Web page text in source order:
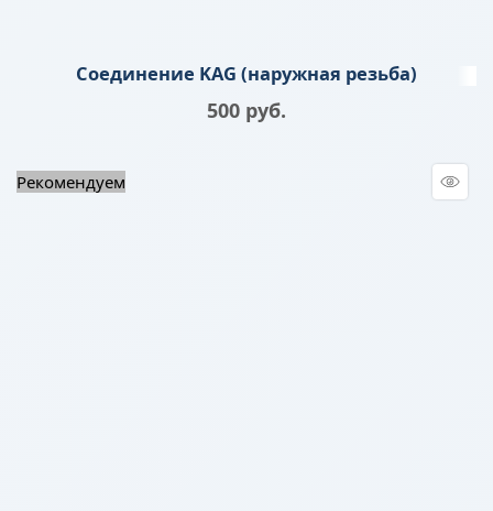
Соединение KAG (наружная резьба)
500 руб.
Рекомендуем